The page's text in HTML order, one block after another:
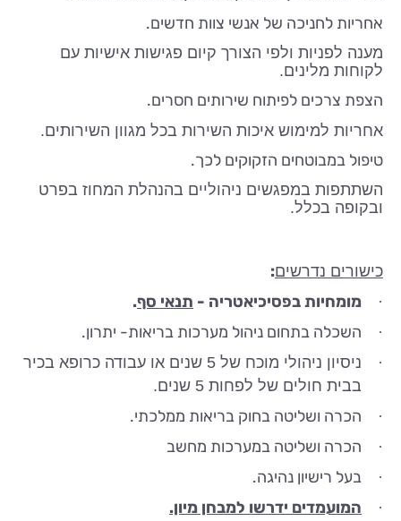
אחריות לחניכה של אנשי צוות חדשים.
מענה לפניות ולפי הצורך קיום פגישות אישיות עם
לקוחות מלינים.
הצפת צרכים לפיתוח שירותים חסרים.
אחריות למימוש איכות השירות בכל מגוון השירותים.
טיפול במבוטחים הזקוקים לכך.
השתתפות במפגשים ניהוליים בהנהלת המחוז בפרט
ובקופה בכלל.
כישורים נדרשים:
· מומחיות בפסיכיאטריה - תנאי סף.
· השכלה בתחום ניהול מערכות בריאות- יתרון.
·
ניסיון ניהולי מוכח של 5 שנים או עבודה כרופא בכיר
בבית חולים של לפחות 5 שנים.
·
הכרה ושליטה בחוק בריאות ממלכתי.
· הכרה ושליטה במערכות מחשב
· בעל רישיון נהיגה.
· המועמדים ידרשו למבחן מיון.